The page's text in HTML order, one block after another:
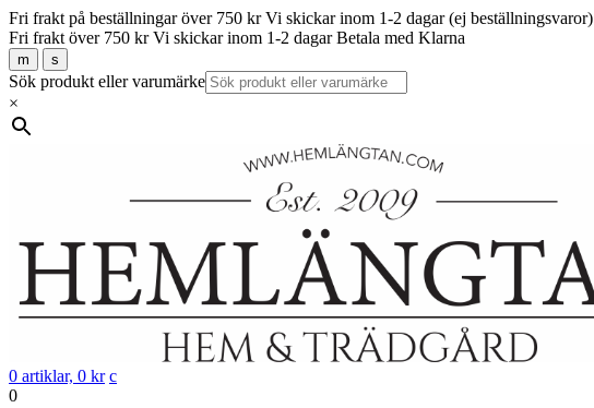
Fri frakt på beställningar över 750 kr Vi skickar inom 1-2 dagar (ej beställningsvaror)
Fri frakt över 750 kr Vi skickar inom 1-2 dagar Betala med Klarna
m s
Sök produkt eller varumärke
×
0 artiklar, 0 kr c
0